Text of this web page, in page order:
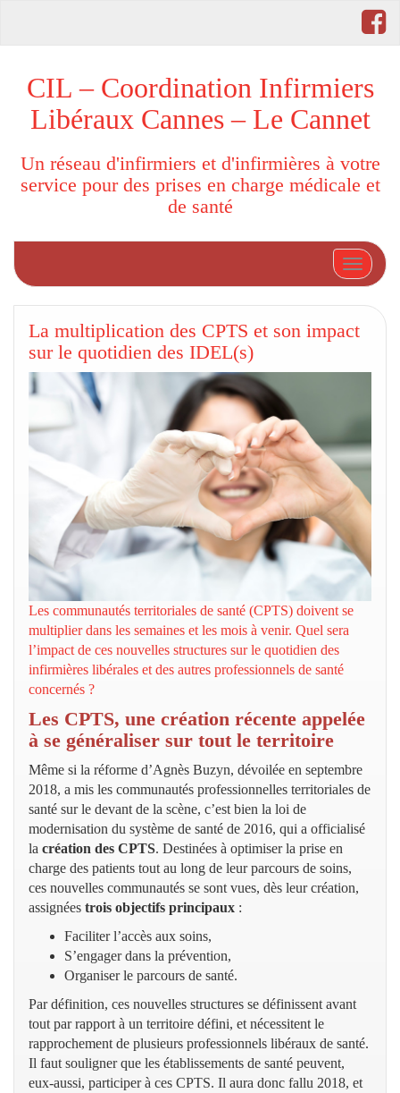
CIL – Coordination Infirmiers
Libéraux Cannes – Le Cannet
Un réseau d'infirmiers et d'infirmières à votre
service pour des prises en charge médicale et
de santé
La multiplication des CPTS et son impact
sur le quotidien des IDEL(s)
Les communautés territoriales de santé (CPTS) doivent se
multiplier dans les semaines et les mois à venir. Quel sera
l’impact de ces nouvelles structures sur le quotidien des
infirmières libérales et des autres professionnels de santé
concernés ?
Les CPTS, une création récente appelée
à se généraliser sur tout le territoire
Même si la réforme d’Agnès Buzyn, dévoilée en septembre
2018, a mis les communautés professionnelles territoriales de
santé sur le devant de la scène, c’est bien la loi de
modernisation du système de santé de 2016, qui a officialisé
la création des CPTS. Destinées à optimiser la prise en
charge des patients tout au long de leur parcours de soins,
ces nouvelles communautés se sont vues, dès leur création,
assignées trois objectifs principaux :
Faciliter l’accès aux soins,
S’engager dans la prévention,
Organiser le parcours de santé.
Par définition, ces nouvelles structures se définissent avant
tout par rapport à un territoire défini, et nécessitent le
rapprochement de plusieurs professionnels libéraux de santé.
Il faut souligner que les établissements de santé peuvent,
eux-aussi, participer à ces CPTS. Il aura donc fallu 2018, et